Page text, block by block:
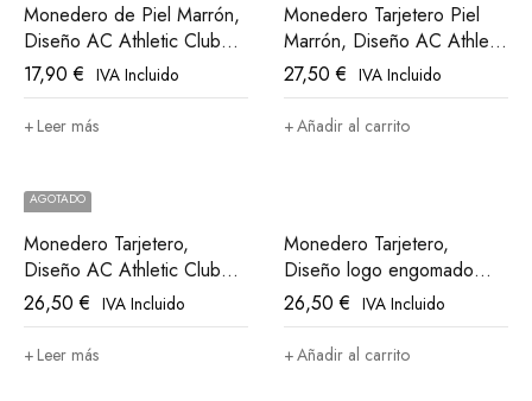
Monedero de Piel Marrón,
Diseño AC Athletic Club
Bilbao
17,90€ IVA Incluido
Leer más
Monedero Tarjetero Piel
Marrón, Diseño AC Athletic
Club Bilbao
27,50€ IVA Incluido
Añadir al carrito
AGOTADO
Monedero Tarjetero,
Diseño AC Athletic Club
Bilbao
26,50€ IVA Incluido
Leer más
Monedero Tarjetero,
Diseño logo engomado
Athletic Club Bilbao
26,50€ IVA Incluido
Añadir al carrito